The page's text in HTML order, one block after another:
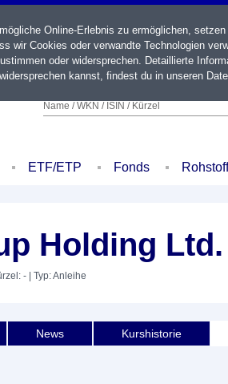
Name / WKN / ISIN / Kürzel
ETF/ETP Fonds
Holding Ltd.
- | Typ: Anleihe
News Kurshistorie
Online-Erlebnis zu ermöglichen,
wir Cookies oder verwandte Technologien
oder widersprechen. Detaillierte
kannst, findest du in unseren